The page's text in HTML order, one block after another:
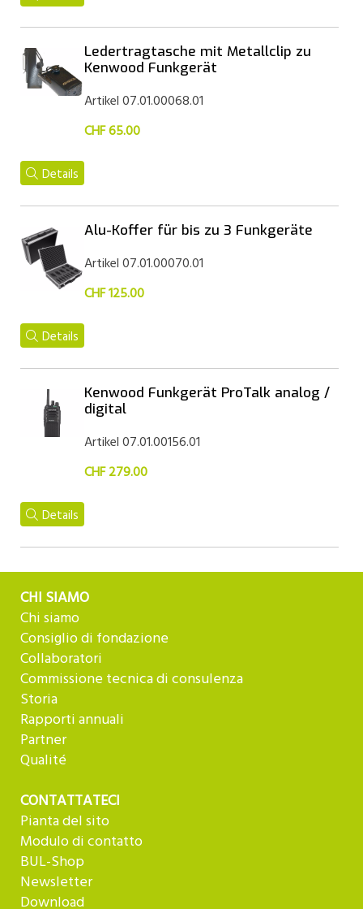
Ledertragtasche mit Metallclip zu
Kenwood Funkgerät
Artikel 07.01.00068.01
CHF 65.00
Details
Alu-Koffer für bis zu 3 Funkgeräte
Artikel 07.01.00070.01
CHF 125.00
Details
Kenwood Funkgerät ProTalk analog /
digital
Artikel 07.01.00156.01
CHF 279.00
Details
CHI SIAMO
Chi siamo
Consiglio di fondazione
Collaboratori
Commissione tecnica di consulenza
Storia
Rapporti annuali
Partner
Qualité
CONTATTATECI
Pianta del sito
Modulo di contatto
BUL-Shop
Newsletter
Download